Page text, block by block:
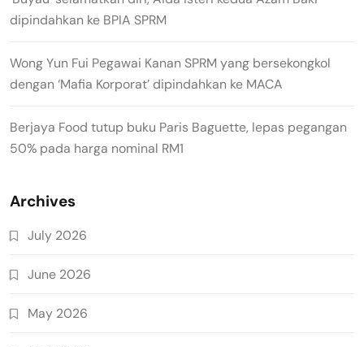
dipindahkan ke BPIA SPRM
Wong Yun Fui Pegawai Kanan SPRM yang bersekongkol
dengan ‘Mafia Korporat’ dipindahkan ke MACA
Berjaya Food tutup buku Paris Baguette, lepas pegangan
50% pada harga nominal RM1
Archives
July 2026
June 2026
May 2026